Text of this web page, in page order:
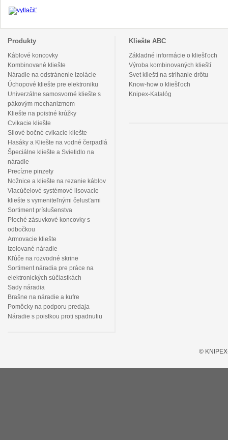
Produkty
Káblové koncovky
Kombinované kliešte
Náradie na odstránenie izolácie
Úchopové kliešte pre elektroniku
Univerzálne samosvorné kliešte s
pákovým mechanizmom
Kliešte na poistné krúžky
Cvikacie kliešte
Silové bočné cvikacie kliešte
Hasáky a Kliešte na vodné čerpadlá
Špeciálne kliešte a Svietidlo na
náradie
Precízne pinzety
Nožnice a kliešte na rezanie káblov
Viacúčelové systémové lisovacie
kliešte s vymeniteľnými čelusťami
Sortiment príslušenstva
Ploché zásuvkové koncovky s
odbočkou
Armovacie kliešte
Izolované náradie
Kľúče na rozvodné skrine
Sortiment náradia pre práce na
elektronických súčiastkách
Sady náradia
Brašne na náradie a kufre
Pomôcky na podporu predaja
Náradie s poistkou proti spadnutiu
Kliešte ABC
Základné informácie o kliešťoch
Výroba kombinovaných klieští
Svet klieští na strihanie drôtu
Know-how o kliešťoch
Knipex-Katalóg
©